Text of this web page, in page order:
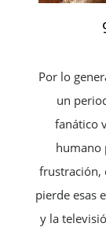
Por lo
un
fanático
humano
frustración,
pierde esas
y la